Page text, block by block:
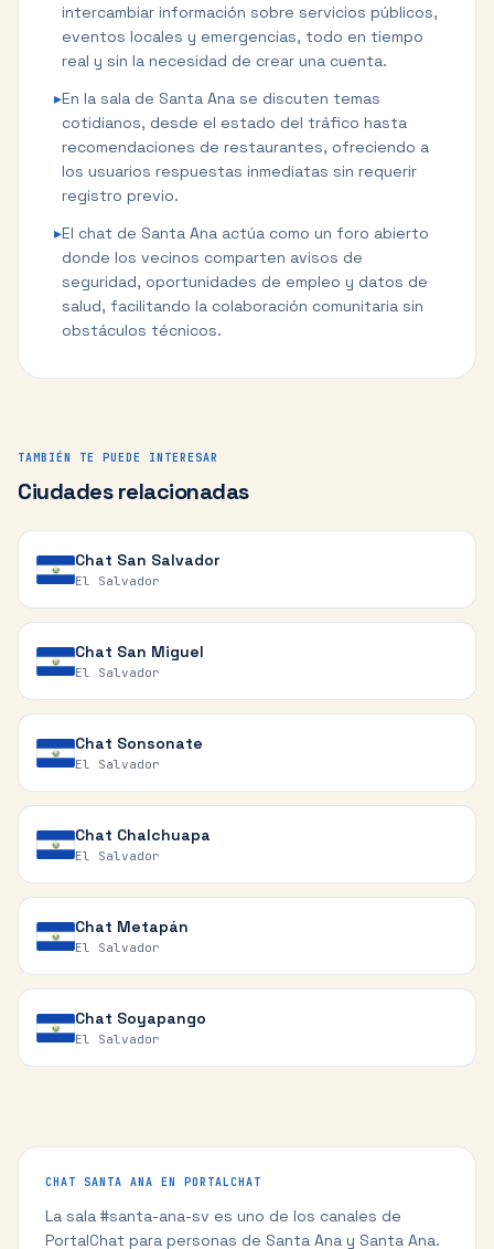
intercambiar información sobre servicios públicos,
eventos locales y emergencias, todo en tiempo
real y sin la necesidad de crear una cuenta.
▸En la sala de Santa Ana se discuten temas
cotidianos, desde el estado del tráfico hasta
recomendaciones de restaurantes, ofreciendo a
los usuarios respuestas inmediatas sin requerir
registro previo.
▸El chat de Santa Ana actúa como un foro abierto
donde los vecinos comparten avisos de
seguridad, oportunidades de empleo y datos de
salud, facilitando la colaboración comunitaria sin
obstáculos técnicos.
TAMBIÉN TE PUEDE INTERESAR
Ciudades relacionadas
Chat San Salvador
El Salvador
Chat San Miguel
El Salvador
Chat Sonsonate
El Salvador
Chat Chalchuapa
El Salvador
Chat Metapán
El Salvador
Chat Soyapango
El Salvador
CHAT SANTA ANA EN PORTALCHAT
La sala #santa-ana-sv es uno de los canales de
PortalChat para personas de Santa Ana y Santa Ana.